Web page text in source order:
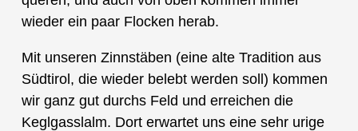
wieder ein paar Flocken herab.
Mit unseren Zinnstäben (eine alte Tradition aus
Südtirol, die wieder belebt werden soll) kommen
wir ganz gut durchs Feld und erreichen die
Keglgasslalm. Dort erwartet uns eine sehr urige